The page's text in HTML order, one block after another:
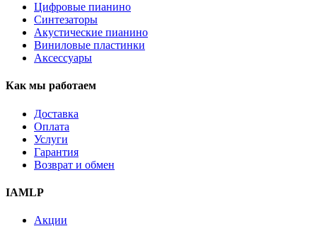
Цифровые пианино
Синтезаторы
Акустические пианино
Виниловые пластинки
Аксессуары
Как мы работаем
Доставка
Оплата
Услуги
Гарантия
Возврат и обмен
IAMLP
Акции